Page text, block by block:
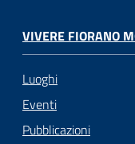
VIVERE FIORANO
Luoghi
Eventi
Pubblicazioni